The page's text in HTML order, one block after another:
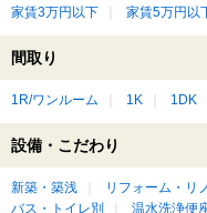
家賃3万円以下
家賃5万円以
間取り
1R/ワンルーム 1K 1DK
設備・こだわり
新築・築浅 リフォーム・リ
バス・トイレ別
温水洗浄便